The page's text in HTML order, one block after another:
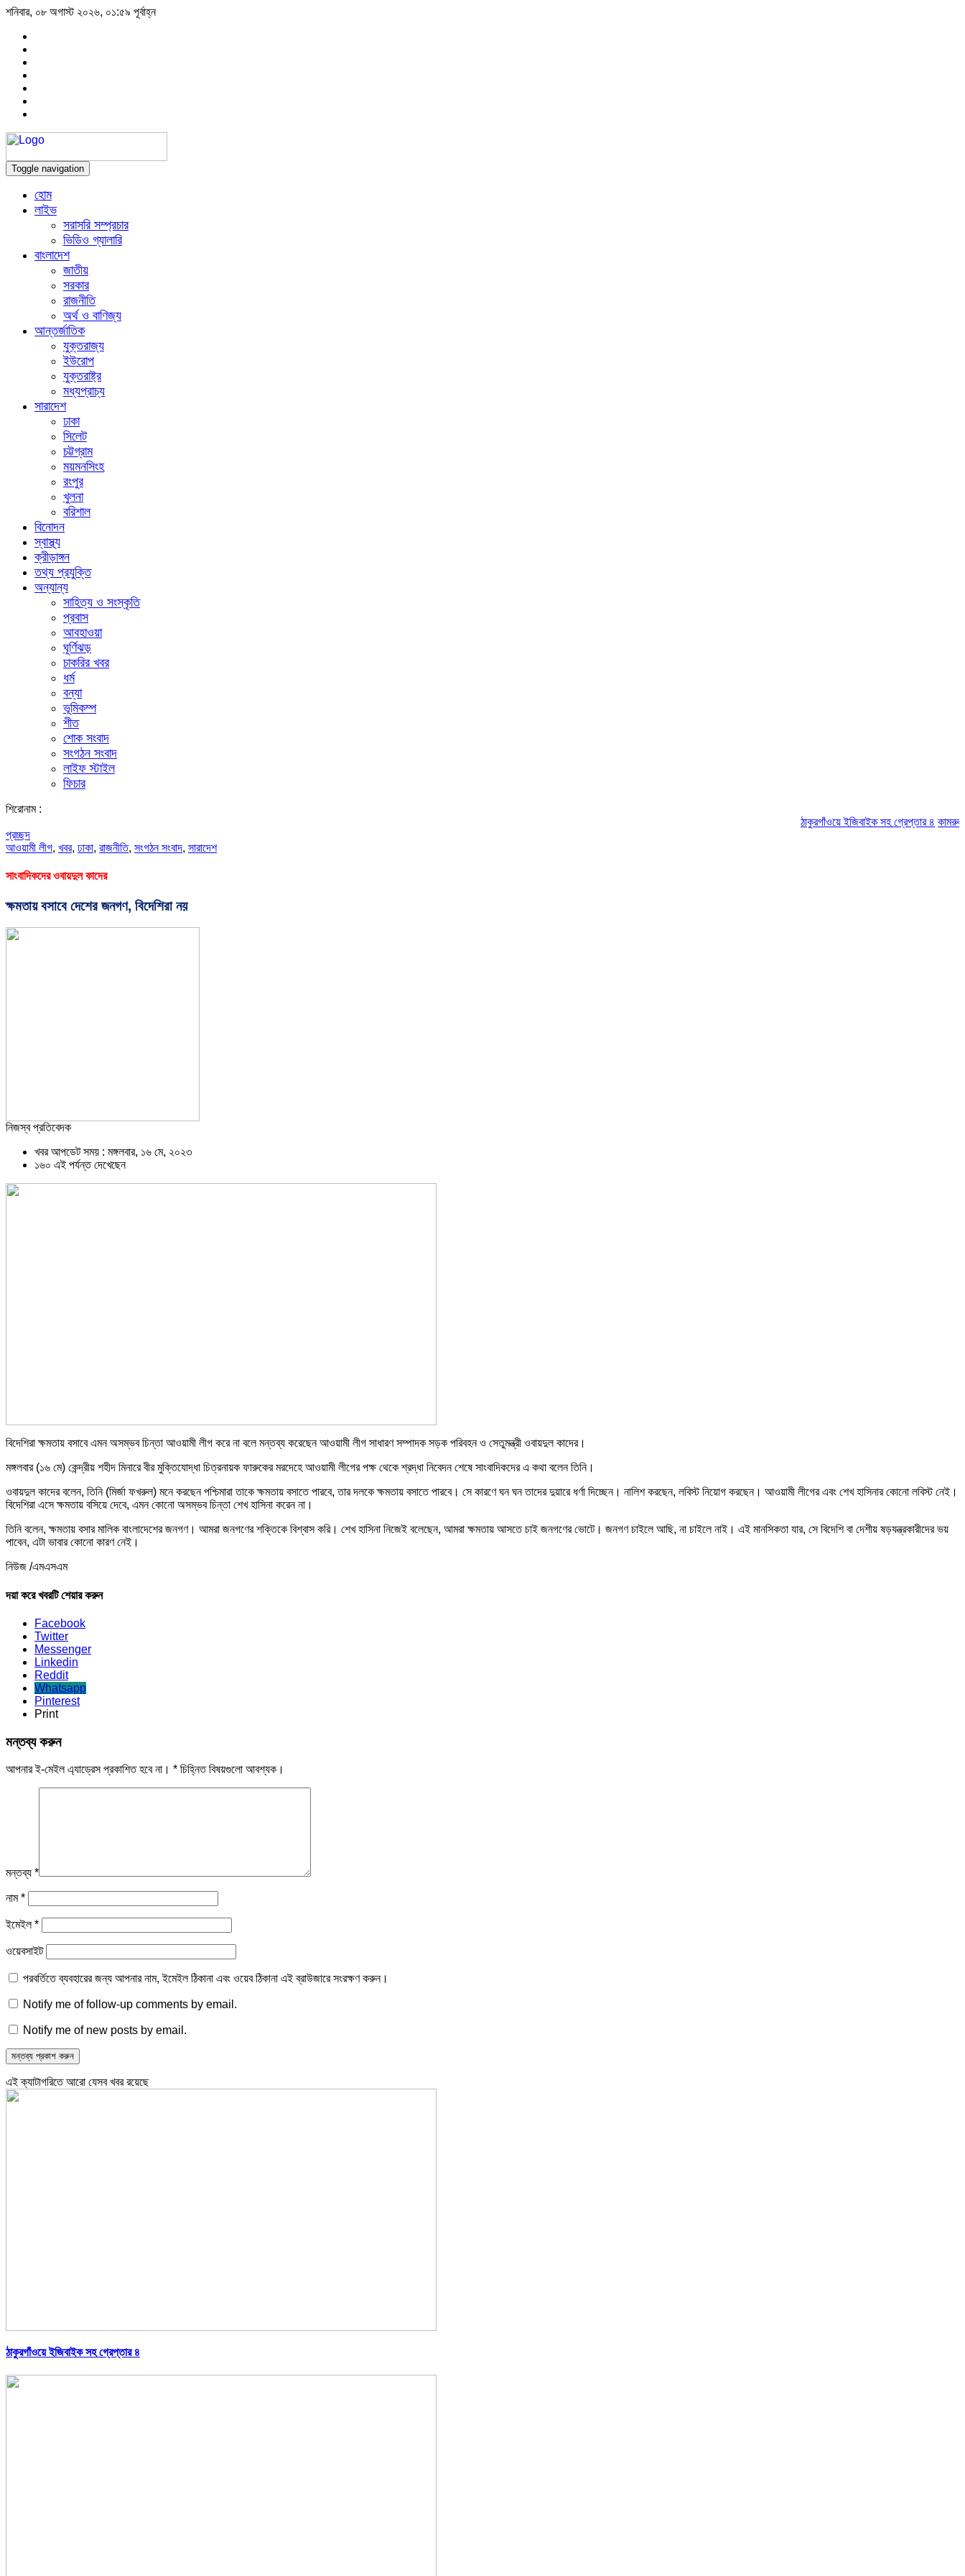
শনিবার, ০৮ অগাস্ট ২০২৬, ০১:৫৯ পূর্বাহ্ন
Toggle navigation
হোম
লাইভ
সরাসরি সম্প্রচার
ভিডিও গ্যালারি
বাংলাদেশ
জাতীয়
সরকার
রাজনীতি
অর্থ ও বাণিজ্য
আন্তর্জাতিক
যুক্তরাজ্য
ইউরোপ
যুক্তরাষ্ট্র
মধ্যপ্রাচ্য
সারাদেশ
ঢাকা
সিলেট
চট্টগ্রাম
ময়মনসিংহ
রংপুর
খুলনা
বরিশাল
বিনোদন
স্বাস্থ্য
ক্রীড়াঙ্গন
তথ্য প্রযুক্তি
অন্যান্য
সাহিত্য ও সংস্কৃতি
প্রবাস
আবহাওয়া
ঘূর্ণিঝড়
চাকরির খবর
ধর্ম
বন্যা
ভূমিকম্প
শীত
শোক সংবাদ
সংগঠন সংবাদ
লাইফ স্টাইল
ফিচার
শিরোনাম :
ঠাকুরগাঁওয়ে ইজিবাইক সহ গ্রেপ্তার ৪ কামরুল-জসিম
প্রচ্ছদ
আওয়ামী লীগ, খবর, ঢাকা, রাজনীতি, সংগঠন সংবাদ, সারাদেশ
সাংবাদিকদের ওবায়দুল কাদের
ক্ষমতায় বসাবে দেশের জনগণ, বিদেশিরা নয়
নিজস্ব প্রতিবেদক
খবর আপডেট সময় : মঙ্গলবার, ১৬ মে, ২০২৩
১৬০ এই পর্যন্ত দেখেছেন
বিদেশিরা ক্ষমতায় বসাবে এমন অসম্ভব চিন্তা আওয়ামী লীগ করে না বলে মন্তব্য করেছেন আওয়ামী লীগ সাধারণ সম্পাদক সড়ক পরিবহন ও সেতুমন্ত্রী ওবায়দুল কাদের।
মঙ্গলবার (১৬ মে) কেন্দ্রীয় শহীদ মিনারে বীর মুক্তিযোদ্ধা চিত্রনায়ক ফারুকের মরদেহে আওয়ামী লীগের পক্ষ থেকে শ্রদ্ধা নিবেদন শেষে সাংবাদিকদের এ কথা বলেন তিনি।
ওবায়দুল কাদের বলেন, তিনি (মির্জা ফখরুল) মনে করছেন পশ্চিমারা তাকে ক্ষমতায় বসাতে পারবে, তার দলকে ক্ষমতায় বসাতে পারবে। সে কারণে ঘন ঘন তাদের দুয়ারে ধর্ণা দিচ্ছেন। নালিশ করছেন, লবিস্ট নিয়োগ করছেন। আওয়ামী লীগের এবং শেখ হাসিনার কোনো লবিস্ট নেই।
বিদেশিরা এসে ক্ষমতায় বসিয়ে দেবে, এমন কোনো অসম্ভব চিন্তা শেখ হাসিনা করেন না।
তিনি বলেন, ক্ষমতায় বসার মালিক বাংলাদেশের জনগণ। আমরা জনগণের শক্তিকে বিশ্বাস করি। শেখ হাসিনা নিজেই বলেছেন, আমরা ক্ষমতায় আসতে চাই জনগণের ভোটে। জনগণ চাইলে আছি, না চাইলে নাই। এই মানসিকতা যার, সে বিদেশি বা দেশীয় ষড়যন্ত্রকারীদের ভয়
পাবেন, এটা ভাবার কোনো কারণ নেই।
নিউজ /এমএসএম
দয়া করে খবরটি শেয়ার করুন
Facebook
Twitter
Messenger
Linkedin
Reddit
Whatsapp
Pinterest
Print
মন্তব্য করুন
আপনার ই-মেইল এ্যাড্রেস প্রকাশিত হবে না। * চিহ্নিত বিষয়গুলো আবশ্যক।
মন্তব্য *
নাম*
ইমেইল*
ওয়েবসাইট
পরবর্তিতে ব্যবহারের জন্য আপনার নাম, ইমেইল ঠিকানা এবং ওয়েব ঠিকানা এই ব্রাউজারে সংরক্ষণ করুন।
Notify me of follow-up comments by email.
Notify me of new posts by email.
এই ক্যাটাগরিতে আরো যেসব খবর রয়েছে
ঠাকুরগাঁওয়ে ইজিবাইক সহ গ্রেপ্তার ৪